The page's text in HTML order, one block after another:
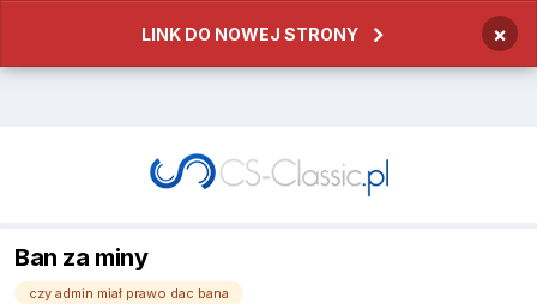
LINK DO NOWEJ STRONY ×
Ban za miny
czy admin miał prawo dac bana